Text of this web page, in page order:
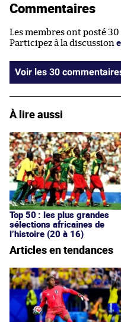
Commentaires
Les membres ont posté
Participez à la discussion
Voir les 30
À lire aussi
Top 50 : les plus grandes
sélections africaines de
l’histoire (20 à 16)
Articles en tendances